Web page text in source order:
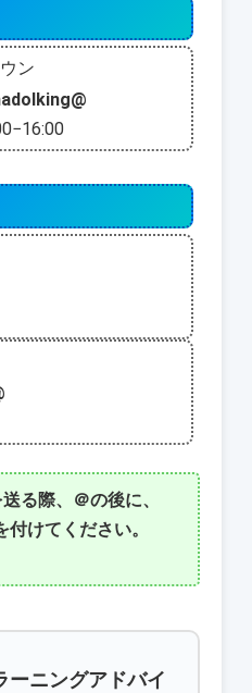
ン
る際、＠の後に、
けてください。
ーニングアドバイ